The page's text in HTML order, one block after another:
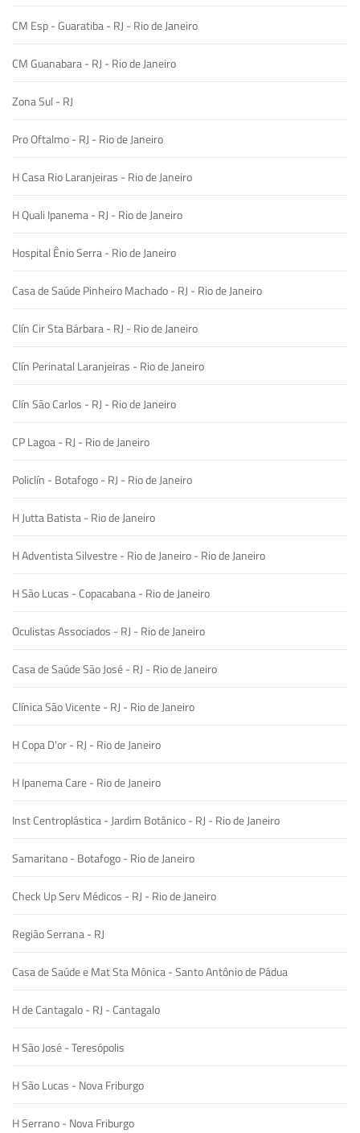
CM Esp - Guaratiba - RJ - Rio de Janeiro
CM Guanabara - RJ - Rio de Janeiro
Zona Sul - RJ
Pro Oftalmo - RJ - Rio de Janeiro
H Casa Rio Laranjeiras - Rio de Janeiro
H Quali Ipanema - RJ - Rio de Janeiro
Hospital Ênio Serra - Rio de Janeiro
Casa de Saúde Pinheiro Machado - RJ - Rio de Janeiro
Clín Cir Sta Bárbara - RJ - Rio de Janeiro
Clín Perinatal Laranjeiras - Rio de Janeiro
Clín São Carlos - RJ - Rio de Janeiro
CP Lagoa - RJ - Rio de Janeiro
Policlín - Botafogo - RJ - Rio de Janeiro
H Jutta Batista - Rio de Janeiro
H Adventista Silvestre - Rio de Janeiro - Rio de Janeiro
H São Lucas - Copacabana - Rio de Janeiro
Oculistas Associados - RJ - Rio de Janeiro
Casa de Saúde São José - RJ - Rio de Janeiro
Clínica São Vicente - RJ - Rio de Janeiro
H Copa D'or - RJ - Rio de Janeiro
H Ipanema Care - Rio de Janeiro
Inst Centroplástica - Jardim Botânico - RJ - Rio de Janeiro
Samaritano - Botafogo - Rio de Janeiro
Check Up Serv Médicos - RJ - Rio de Janeiro
Região Serrana - RJ
Casa de Saúde e Mat Sta Mônica - Santo Antônio de Pádua
H de Cantagalo - RJ - Cantagalo
H São José - Teresópolis
H São Lucas - Nova Friburgo
H Serrano - Nova Friburgo